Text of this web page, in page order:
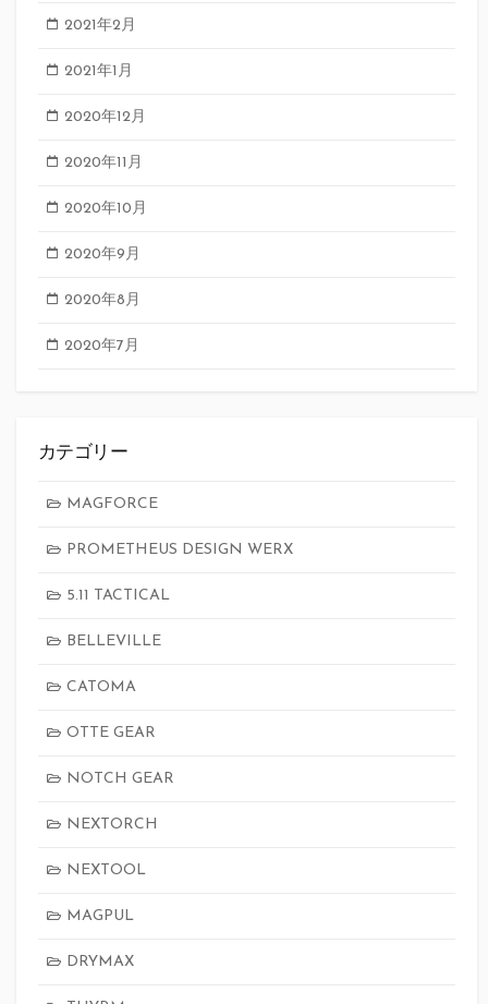
2021年2月
2021年1月
2020年12月
2020年11月
2020年10月
2020年9月
2020年8月
2020年7月
カテゴリー
MAGFORCE
PROMETHEUS DESIGN WERX
5.11 TACTICAL
BELLEVILLE
CATOMA
OTTE GEAR
NOTCH GEAR
NEXTORCH
NEXTOOL
MAGPUL
DRYMAX